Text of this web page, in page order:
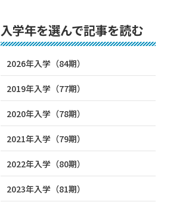
入学年を選んで記事を読む
2026年入学（84期）
2019年入学（77期）
2020年入学（78期）
2021年入学（79期）
2022年入学（80期）
2023年入学（81期）